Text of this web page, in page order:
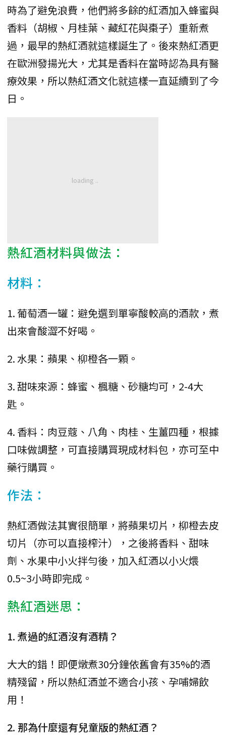
時為了避免浪費，他們將多餘的紅酒加入蜂蜜與
香料（胡椒、月桂葉、藏紅花與棗子）重新煮
過，最早的熱紅酒就這樣誕生了。後來熱紅酒更
在歐洲發揚光大，尤其是香料在當時認為具有醫
療效果，所以熱紅酒文化就這樣一直延續到了今
日。
熱紅酒材料與做法：
材料：
1. 葡萄酒一罐：避免選到單寧酸較高的酒款，煮
出來會酸澀不好喝。
2. 水果：蘋果、柳橙各一顆。
3. 甜味來源：蜂蜜、楓糖、砂糖均可，2-4大
匙。
4. 香料：肉豆蔻、八角、肉桂、生薑四種，根據
口味做調整，可直接購買現成材料包，亦可至中
藥行購買。
作法：
熱紅酒做法其實很簡單，將蘋果切片，柳橙去皮
切片（亦可以直接榨汁），之後將香料、甜味
劑、水果中小火拌勻後，加入紅酒以小火煨
0.5~3小時即完成。
熱紅酒迷思：
1. 煮過的紅酒沒有酒精？
大大的錯！即便燉煮30分鐘依舊會有35%的酒
精殘留，所以熱紅酒並不適合小孩、孕哺婦飲
用！
2. 那為什麼還有兒童版的熱紅酒？